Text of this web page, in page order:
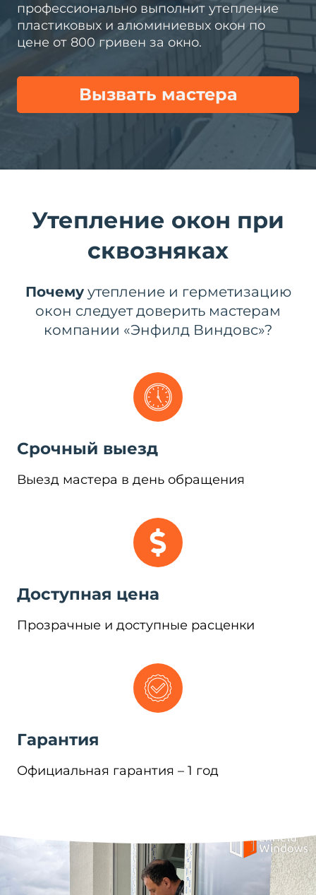
профессионально выполнит утепление
пластиковых и алюминиевых окон по
цене от 800 гривен за окно.
Вызвать мастера
Утепление окон при
сквозняках
Почемуутепление и герметизацию
окон следует доверить мастерам
компании «Энфилд Виндовс»?
Срочный выезд
Выезд мастера в день обращения
Доступная цена
Прозрачные и доступные расценки
Гарантия
Официальная гарантия – 1 год